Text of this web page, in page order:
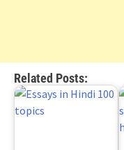
Related Posts: